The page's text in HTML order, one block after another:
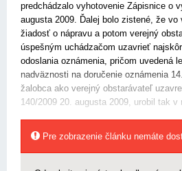
predchádzalo vyhotovenie Zápisnice o
augusta 2009. Ďalej bolo zistené, že vo
žiadosť o nápravu a potom verejný
úspešným uchádzačom uzavrieť
odoslania oznámenia, pričom uvedená
nadväznosti na doručenie oznámenia
žalobca ako verejný obstarávateľ
140/2009 20. augusta 2009, urobil tak
Pre zobrazenie článku nemáte